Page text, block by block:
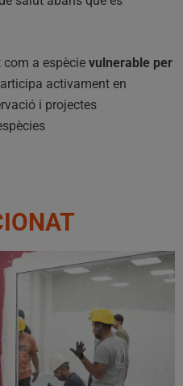
com a espècie vulnerable per
activament en
i projectes